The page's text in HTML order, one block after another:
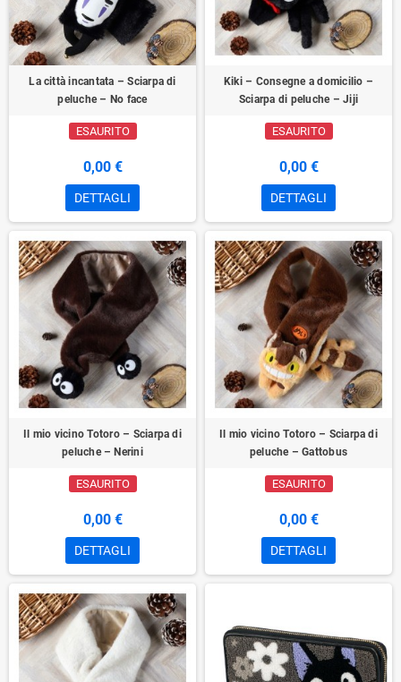
La città incantata – Sciarpa di
peluche – No face
ESAURITO
0,00 €
DETTAGLI
Kiki – Consegne a domicilio –
Sciarpa di peluche – Jiji
ESAURITO
0,00 €
DETTAGLI
Il mio vicino Totoro – Sciarpa di
peluche – Nerini
ESAURITO
0,00 €
DETTAGLI
Il mio vicino Totoro – Sciarpa di
peluche – Gattobus
ESAURITO
0,00 €
DETTAGLI